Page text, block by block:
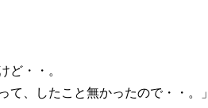
ど・・。
、したこと無かったので・・。」